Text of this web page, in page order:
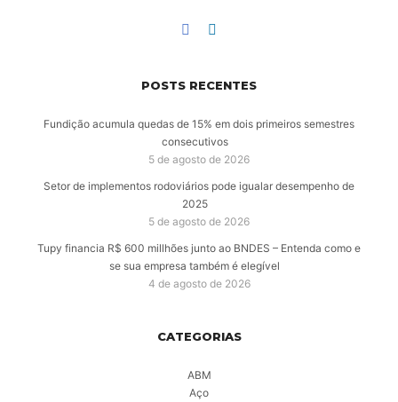
POSTS RECENTES
Fundição acumula quedas de 15% em dois primeiros semestres
consecutivos
5 de agosto de 2026
Setor de implementos rodoviários pode igualar desempenho de
2025
5 de agosto de 2026
Tupy financia R$ 600 millhões junto ao BNDES – Entenda como e
se sua empresa também é elegível
4 de agosto de 2026
CATEGORIAS
ABM
Aço